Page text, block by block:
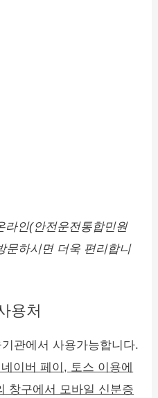
라인(안전운전통합민원
문하시면 더욱 편리합니
용처
관에서 사용가능합니다.
이버 페이, 토스 이용에
창구에서 모바일 신분증